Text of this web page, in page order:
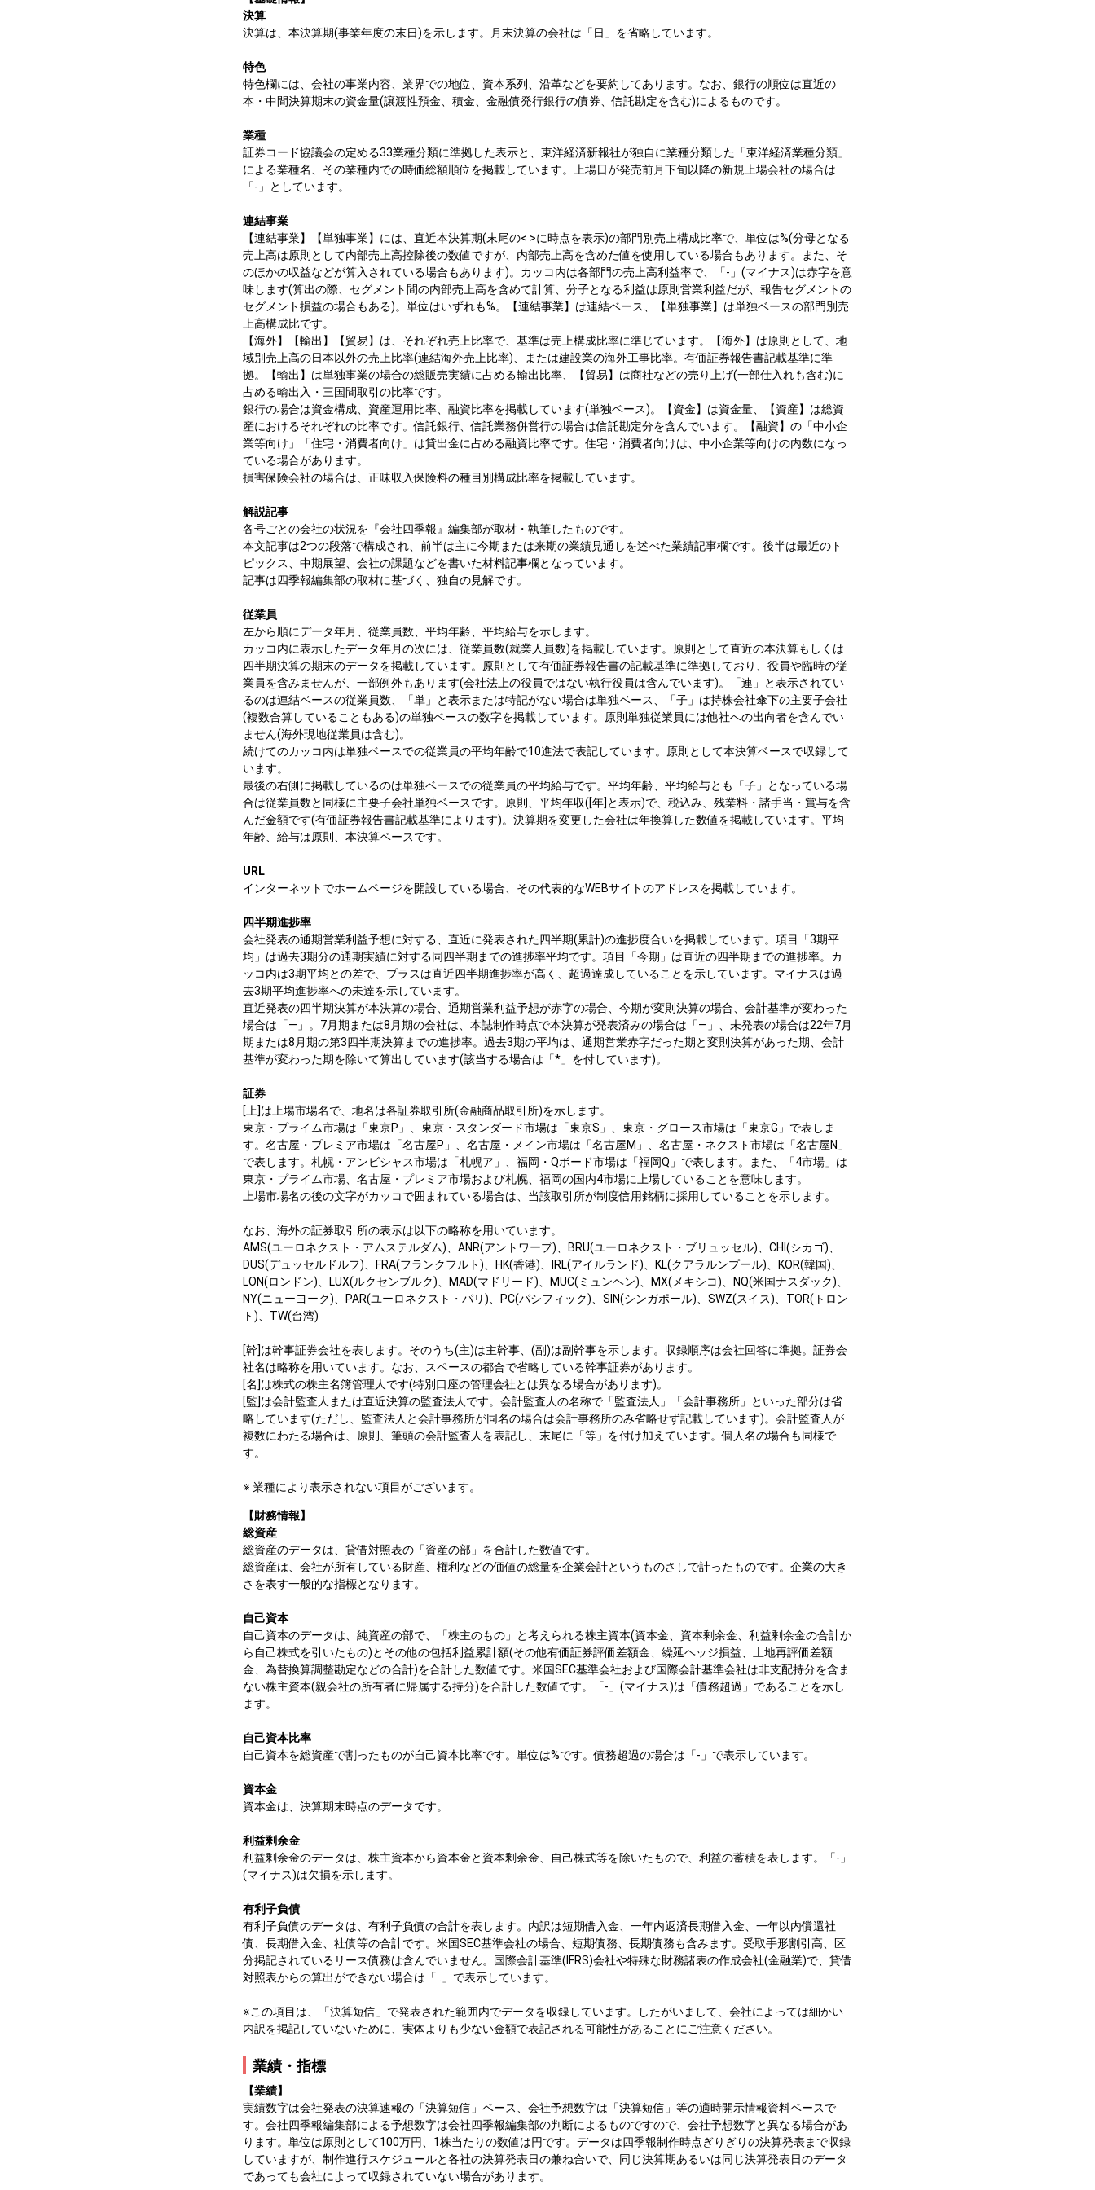
決算
決算は、本決算期(事業年度の末日)を示します。月末決算の会社は「日」を省略しています。
特色
特色欄には、会社の事業内容、業界での地位、資本系列、沿革などを要約してあります。なお、銀行の順位は直近の
本・中間決算期末の資金量(譲渡性預金、積金、金融債発行銀行の債券、信託勘定を含む)によるものです。
業種
証券コード協議会の定める33業種分類に準拠した表示と、東洋経済新報社が独自に業種分類した「東洋経済業種分類」
による業種名、その業種内での時価総額順位を掲載しています。上場日が発売前月下旬以降の新規上場会社の場合は
「-」としています。
連結事業
【連結事業】【単独事業】には、直近本決算期(末尾の< >に時点を表示)の部門別売上構成比率で、単位は%(分母となる
売上高は原則として内部売上高控除後の数値ですが、内部売上高を含めた値を使用している場合もあります。また、そ
のほかの収益などが算入されている場合もあります)。カッコ内は各部門の売上高利益率で、「-」(マイナス)は赤字を意
味します(算出の際、セグメント間の内部売上高を含めて計算、分子となる利益は原則営業利益だが、報告セグメントの
セグメント損益の場合もある)。単位はいずれも%。【連結事業】は連結ベース、【単独事業】は単独ベースの部門別売
上高構成比です。
【海外】【輸出】【貿易】は、それぞれ売上比率で、基準は売上構成比率に準じています。【海外】は原則として、地
域別売上高の日本以外の売上比率(連結海外売上比率)、または建設業の海外工事比率。有価証券報告書記載基準に準
拠。【輸出】は単独事業の場合の総販売実績に占める輸出比率、【貿易】は商社などの売り上げ(一部仕入れも含む)に
占める輸出入・三国間取引の比率です。
銀行の場合は資金構成、資産運用比率、融資比率を掲載しています(単独ベース)。【資金】は資金量、【資産】は総資
産におけるそれぞれの比率です。信託銀行、信託業務併営行の場合は信託勘定分を含んでいます。【融資】の「中小企
業等向け」「住宅・消費者向け」は貸出金に占める融資比率です。住宅・消費者向けは、中小企業等向けの内数になっ
ている場合があります。
損害保険会社の場合は、正味収入保険料の種目別構成比率を掲載しています。
解説記事
各号ごとの会社の状況を『会社四季報』編集部が取材・執筆したものです。
本文記事は2つの段落で構成され、前半は主に今期または来期の業績見通しを述べた業績記事欄です。後半は最近のト
ピックス、中期展望、会社の課題などを書いた材料記事欄となっています。
記事は四季報編集部の取材に基づく、独自の見解です。
従業員
左から順にデータ年月、従業員数、平均年齢、平均給与を示します。
カッコ内に表示したデータ年月の次には、従業員数(就業人員数)を掲載しています。原則として直近の本決算もしくは
四半期決算の期末のデータを掲載しています。原則として有価証券報告書の記載基準に準拠しており、役員や臨時の従
業員を含みませんが、一部例外もあります(会社法上の役員ではない執行役員は含んでいます)。「連」と表示されてい
るのは連結ベースの従業員数、「単」と表示または特記がない場合は単独ベース、「子」は持株会社傘下の主要子会社
(複数合算していることもある)の単独ベースの数字を掲載しています。原則単独従業員には他社への出向者を含んでい
ません(海外現地従業員は含む)。
続けてのカッコ内は単独ベースでの従業員の平均年齢で10進法で表記しています。原則として本決算ベースで収録して
います。
最後の右側に掲載しているのは単独ベースでの従業員の平均給与です。平均年齢、平均給与とも「子」となっている場
合は従業員数と同様に主要子会社単独ベースです。原則、平均年収([年]と表示)で、税込み、残業料・諸手当・賞与を含
んだ金額です(有価証券報告書記載基準によります)。決算期を変更した会社は年換算した数値を掲載しています。平均
年齢、給与は原則、本決算ベースです。
URL
インターネットでホームページを開設している場合、その代表的なWEBサイトのアドレスを掲載しています。
四半期進捗率
会社発表の通期営業利益予想に対する、直近に発表された四半期(累計)の進捗度合いを掲載しています。項目「3期平
均」は過去3期分の通期実績に対する同四半期までの進捗率平均です。項目「今期」は直近の四半期までの進捗率。カ
ッコ内は3期平均との差で、プラスは直近四半期進捗率が高く、超過達成していることを示しています。マイナスは過
去3期平均進捗率への未達を示しています。
直近発表の四半期決算が本決算の場合、通期営業利益予想が赤字の場合、今期が変則決算の場合、会計基準が変わった
場合は「—」。7月期または8月期の会社は、本誌制作時点で本決算が発表済みの場合は「—」、未発表の場合は22年7月
期または8月期の第3四半期決算までの進捗率。過去3期の平均は、通期営業赤字だった期と変則決算があった期、会計
基準が変わった期を除いて算出しています(該当する場合は「*」を付しています)。
証券
[上]は上場市場名で、地名は各証券取引所(金融商品取引所)を示します。
東京・プライム市場は「東京P」、東京・スタンダード市場は「東京S」、東京・グロース市場は「東京G」で表しま
す。名古屋・プレミア市場は「名古屋P」、名古屋・メイン市場は「名古屋M」、名古屋・ネクスト市場は「名古屋N」
で表します。札幌・アンビシャス市場は「札幌ア」、福岡・Qボード市場は「福岡Q」で表します。また、「4市場」は
東京・プライム市場、名古屋・プレミア市場および札幌、福岡の国内4市場に上場していることを意味します。
上場市場名の後の文字がカッコで囲まれている場合は、当該取引所が制度信用銘柄に採用していることを示します。
なお、海外の証券取引所の表示は以下の略称を用いています。
AMS(ユーロネクスト・アムステルダム)、ANR(アントワープ)、BRU(ユーロネクスト・ブリュッセル)、CHI(シカゴ)、
DUS(デュッセルドルフ)、FRA(フランクフルト)、HK(香港)、IRL(アイルランド)、KL(クアラルンプール)、KOR(韓国)、
LON(ロンドン)、LUX(ルクセンブルク)、MAD(マドリード)、MUC(ミュンヘン)、MX(メキシコ)、NQ(米国ナスダック)、
NY(ニューヨーク)、PAR(ユーロネクスト・パリ)、PC(パシフィック)、SIN(シンガポール)、SWZ(スイス)、TOR(トロン
ト)、TW(台湾)
[幹]は幹事証券会社を表します。そのうち(主)は主幹事、(副)は副幹事を示します。収録順序は会社回答に準拠。証券会
社名は略称を用いています。なお、スペースの都合で省略している幹事証券があります。
[名]は株式の株主名簿管理人です(特別口座の管理会社とは異なる場合があります)。
[監]は会計監査人または直近決算の監査法人です。会計監査人の名称で「監査法人」「会計事務所」といった部分は省
略しています(ただし、監査法人と会計事務所が同名の場合は会計事務所のみ省略せず記載しています)。会計監査人が
複数にわたる場合は、原則、筆頭の会計監査人を表記し、末尾に「等」を付け加えています。個人名の場合も同様で
す。
※ 業種により表示されない項目がございます。
【財務情報】
総資産
総資産のデータは、貸借対照表の「資産の部」を合計した数値です。
総資産は、会社が所有している財産、権利などの価値の総量を企業会計というものさしで計ったものです。企業の大き
さを表す一般的な指標となります。
自己資本
自己資本のデータは、純資産の部で、「株主のもの」と考えられる株主資本(資本金、資本剰余金、利益剰余金の合計か
ら自己株式を引いたもの)とその他の包括利益累計額(その他有価証券評価差額金、繰延ヘッジ損益、土地再評価差額
金、為替換算調整勘定などの合計)を合計した数値です。米国SEC基準会社および国際会計基準会社は非支配持分を含ま
ない株主資本(親会社の所有者に帰属する持分)を合計した数値です。「-」(マイナス)は「債務超過」であることを示し
ます。
自己資本比率
自己資本を総資産で割ったものが自己資本比率です。単位は%です。債務超過の場合は「-」で表示しています。
資本金
資本金は、決算期末時点のデータです。
利益剰余金
利益剰余金のデータは、株主資本から資本金と資本剰余金、自己株式等を除いたもので、利益の蓄積を表します。「-」
(マイナス)は欠損を示します。
有利子負債
有利子負債のデータは、有利子負債の合計を表します。内訳は短期借入金、一年内返済長期借入金、一年以内償還社
債、長期借入金、社債等の合計です。米国SEC基準会社の場合、短期債務、長期債務も含みます。受取手形割引高、区
分掲記されているリース債務は含んでいません。国際会計基準(IFRS)会社や特殊な財務諸表の作成会社(金融業)で、貸借
対照表からの算出ができない場合は「..」で表示しています。
※この項目は、「決算短信」で発表された範囲内でデータを収録しています。したがいまして、会社によっては細かい
内訳を掲記していないために、実体よりも少ない金額で表記される可能性があることにご注意ください。
業績・指標
【業績】
実績数字は会社発表の決算速報の「決算短信」ベース、会社予想数字は「決算短信」等の適時開示情報資料ベースで
す。会社四季報編集部による予想数字は会社四季報編集部の判断によるものですので、会社予想数字と異なる場合があ
ります。単位は原則として100万円、1株当たりの数値は円です。データは四季報制作時点ぎりぎりの決算発表まで収録
していますが、制作進行スケジュールと各社の決算発表日の兼ね合いで、同じ決算期あるいは同じ決算発表日のデータ
であっても会社によって収録されていない場合があります。